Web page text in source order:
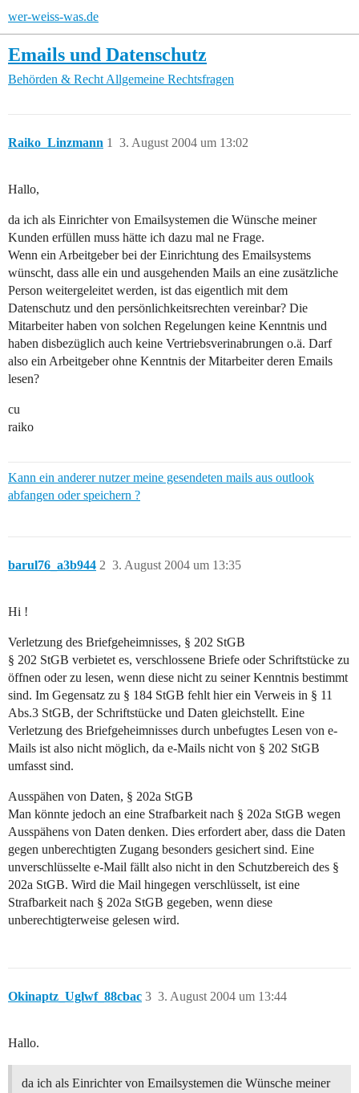
wer-weiss-was.de
Emails und Datenschutz
Behörden & Recht Allgemeine Rechtsfragen
Raiko_Linzmann 3. August 2004 um 13:02
1
Hallo,
da ich als Einrichter von Emailsystemen die Wünsche meiner
Kunden erfüllen muss hätte ich dazu mal ne Frage.
Wenn ein Arbeitgeber bei der Einrichtung des Emailsystems
wünscht, dass alle ein und ausgehenden Mails an eine zusätzliche
Person weitergeleitet werden, ist das eigentlich mit dem
Datenschutz und den persönlichkeitsrechten vereinbar? Die
Mitarbeiter haben von solchen Regelungen keine Kenntnis und
haben disbezüglich auch keine Vertriebsverinabrungen o.ä. Darf
also ein Arbeitgeber ohne Kenntnis der Mitarbeiter deren Emails
lesen?
cu
raiko
Kann ein anderer nutzer meine gesendeten mails aus outlook
abfangen oder speichern ?
barul76_a3b944 3. August 2004 um 13:35
2
Hi !
Verletzung des Briefgeheimnisses, § 202 StGB
§ 202 StGB verbietet es, verschlossene Briefe oder Schriftstücke zu
öffnen oder zu lesen, wenn diese nicht zu seiner Kenntnis bestimmt
sind. Im Gegensatz zu § 184 StGB fehlt hier ein Verweis in § 11
Abs.3 StGB, der Schriftstücke und Daten gleichstellt. Eine
Verletzung des Briefgeheimnisses durch unbefugtes Lesen von e-
Mails ist also nicht möglich, da e-Mails nicht von § 202 StGB
umfasst sind.
Ausspähen von Daten, § 202a StGB
Man könnte jedoch an eine Strafbarkeit nach § 202a StGB wegen
Ausspähens von Daten denken. Dies erfordert aber, dass die Daten
gegen unberechtigten Zugang besonders gesichert sind. Eine
unverschlüsselte e-Mail fällt also nicht in den Schutzbereich des §
202a StGB. Wird die Mail hingegen verschlüsselt, ist eine
Strafbarkeit nach § 202a StGB gegeben, wenn diese
unberechtigterweise gelesen wird.
Okinaptz_Uglwf_88cbac 3. August 2004 um 13:44
3
Hallo.
da ich als Einrichter von Emailsystemen die Wünsche meiner